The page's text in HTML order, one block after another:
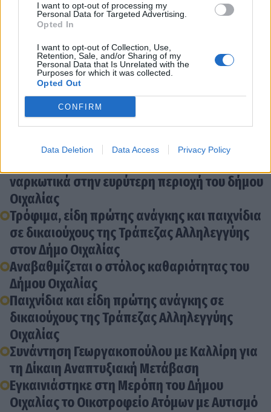
I want to opt-out of processing my
Personal Data for Targeted Advertising.
Opted In
I want to opt-out of Collection, Use,
Retention, Sale, and/or Sharing of my
Personal Data that Is Unrelated with the
Purposes for which it was collected.
Opted Out
CONFIRM
Data Deletion Data Access Privacy Policy
την ανάληψη των καθηκόντων του. Η εμπέδωση
του αισθήματος της ασφάλειας των πολιτών
άλλωστε, είναι μείζονος σημασίας ζήτημα και σε
αυτό θα δοθεί ειδικό βάρος τόσο από την πλευρά
της Αυτοδιοίκησης, όσο και της πολιτείας.
Διάβασε σχετικά
ναρκωτικά στην ευρύτερη περιοχή του δήμου
Οιχαλίας
Τρόφιμα, είδη πρώτης ανάγκης και παιχνίδια
σε δικαιούχους της Τράπεζας Αλληλεγγύης
στον Δήμο Οιχαλίας
Αναβαθμίζεται ο στόλος καθαριότητας του
Δήμου Οιχαλίας
Παιχνίδια και είδη πρώτης ανάγκης σε
δικαιούχους της Τράπεζας Αλληλεγγύης
Οιχαλίας
Συνάντηση Γεωργακοπούλου με Καλλίρη για
τη Δίκαιη Αναπτυξιακή Μετάβαση
Εγκαινιάστηκε στη Μερόπη του Δήμου
Οιχαλίας το Οικοτροφείο Ατόμων με Αυτισμό